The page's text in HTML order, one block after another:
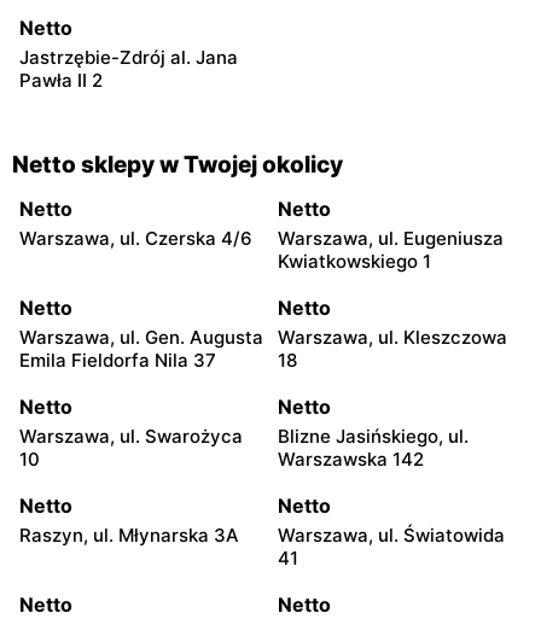
Netto
Jastrzębie-Zdrój al. Jana
Pawła II 2
Netto sklepy w Twojej okolicy
Netto
Warszawa, ul. Czerska 4/6
Netto
Warszawa, ul. Eugeniusza
Kwiatkowskiego 1
Netto
Warszawa, ul. Gen. Augusta
Emila Fieldorfa Nila 37
Netto
Warszawa, ul. Kleszczowa
18
Netto
Warszawa, ul. Swarożyca
10
Netto
Blizne Jasińskiego, ul.
Warszawska 142
Netto
Raszyn, ul. Młynarska 3A
Netto
Warszawa, ul. Światowida
41
Netto Netto